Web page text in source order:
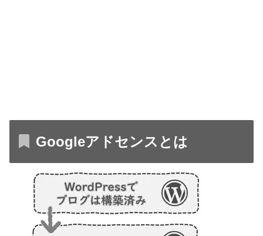
Googleアドセンスとは